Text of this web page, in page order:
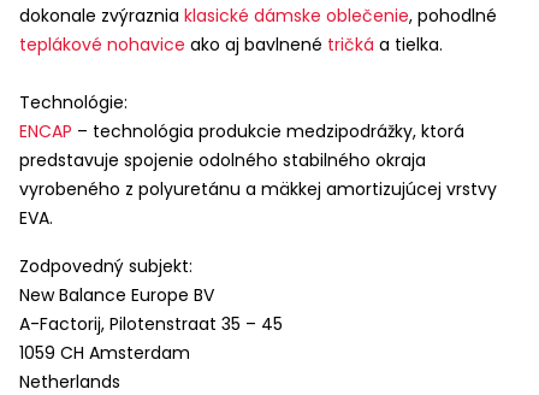
dokonale zvýraznia klasické dámske oblečenie, pohodlné
teplákové nohavice ako aj bavlnené tričká a tielka.
Technológie:
ENCAP – technológia produkcie medzipodrážky, ktorá
predstavuje spojenie odolného stabilného okraja
vyrobeného z polyuretánu a mäkkej amortizujúcej vrstvy
EVA.
Zodpovedný subjekt:
New Balance Europe BV
A-Factorij, Pilotenstraat 35 – 45
1059 CH Amsterdam
Netherlands